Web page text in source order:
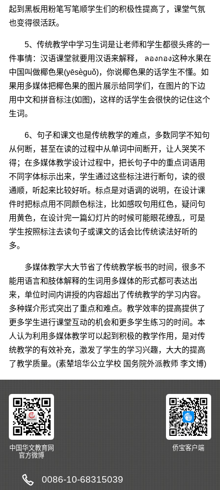
起到黑板用粉笔写笔顺学生们的积极性提高了，课堂气氛
也变得很活跃。
5、传统教学中学习生词是让老师和学生都很头疼的一
件事情：汉语课堂就要用汉语来解释， ลองกอง这种水果在
中国叫做椰色果(yēsèguǒ)，你说椰色果的话学生不懂。如
果用多媒体把椰色果的图片展示给同学们，在图片的下边
用中文和拼音标注(如图)，这样的话学生会很快的记住这个
生词。
6、句子和课文也是传统教学的难点，多数同学不知句
从何断，甚至在读的过程中从单词中间断开，让人哭笑不
得；在多媒体教学设计过程中，把长句子中的重点词语用
不同字体标示出来，学生通过这些标注进行断句，读的很
通顺，听起来比较好听。标点是对语调的说明，在设计课
件时把标点用不同颜色标注，比如感叹句用红色，疑问句
用黄色，在设计完一篇幻灯片的时候可能眼花缭乱，可是
学生按照标注去读句子或课文的话会比传统读法好听的
多。
多媒体教学大大节省了传统教学板书的时间，很多不
能用语言和肢体解释的生词用多媒体的形式都可表达出
来，单位时间内讲授的内容超出了传统教学的学习内容。
多种媒介形式突出了重点和难点。教学效率的提高提供了
更多学生进行课堂互动的机会和更多学生练习的时间。本
人认为利用多媒体教学可以起到积极的教学作用，是对传
统教学的有效补充，激发了学生的学习兴趣，大大的提高
了教学质量。(素辇培华公立学校 国务院外派教师 李文博)
中国华文教育网
官方微博
侨宝客户端
0086-10-68315039